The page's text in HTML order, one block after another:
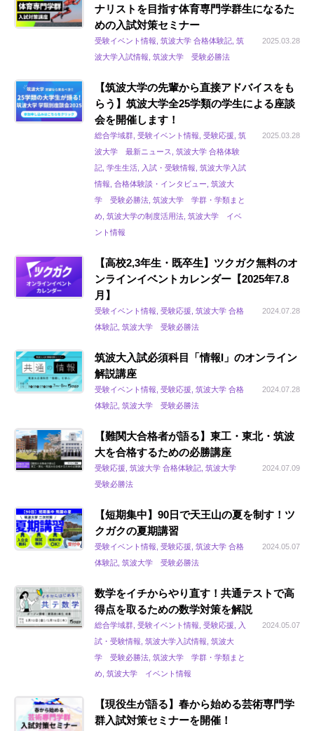
ナリストを目指す体育専門学群生になるた
めの入試対策セミナー
受験イベント情報, 筑波大学 合格体験記, 筑
波大学入試情報, 筑波大学 受験必勝法
2025.03.28
【筑波大学の先輩から直接アドバイスをも
らう】筑波大学全25学類の学生による座談
会を開催します！
総合学域群, 受験イベント情報, 受験応援, 筑
波大学 最新ニュース, 筑波大学 合格体験
記, 学生生活, 入試・受験情報, 筑波大学入試
情報, 合格体験談・インタビュー, 筑波大
学 受験必勝法, 筑波大学 学群・学類まと
め, 筑波大学の制度活用法, 筑波大学 イベ
ント情報
2025.03.28
【高校2,3年生・既卒生】ツクガク無料のオ
ンラインイベントカレンダー【2025年7.8
月】
受験イベント情報, 受験応援, 筑波大学 合格
体験記, 筑波大学 受験必勝法
2024.07.28
筑波大入試必須科目「情報I」のオンライン
解説講座
受験イベント情報, 受験応援, 筑波大学 合格
体験記, 筑波大学 受験必勝法
2024.07.28
【難関大合格者が語る】東工・東北・筑波
大を合格するための必勝講座
受験応援, 筑波大学 合格体験記, 筑波大学
受験必勝法
2024.07.09
【短期集中】90日で天王山の夏を制す！ツ
クガクの夏期講習
受験イベント情報, 受験応援, 筑波大学 合格
体験記, 筑波大学 受験必勝法
2024.05.07
数学をイチからやり直す！共通テストで高
得点を取るための数学対策を解説
総合学域群, 受験イベント情報, 受験応援, 入
試・受験情報, 筑波大学入試情報, 筑波大
学 受験必勝法, 筑波大学 学群・学類まと
め, 筑波大学 イベント情報
2024.05.07
【現役生が語る】春から始める芸術専門学
群入試対策セミナーを開催！